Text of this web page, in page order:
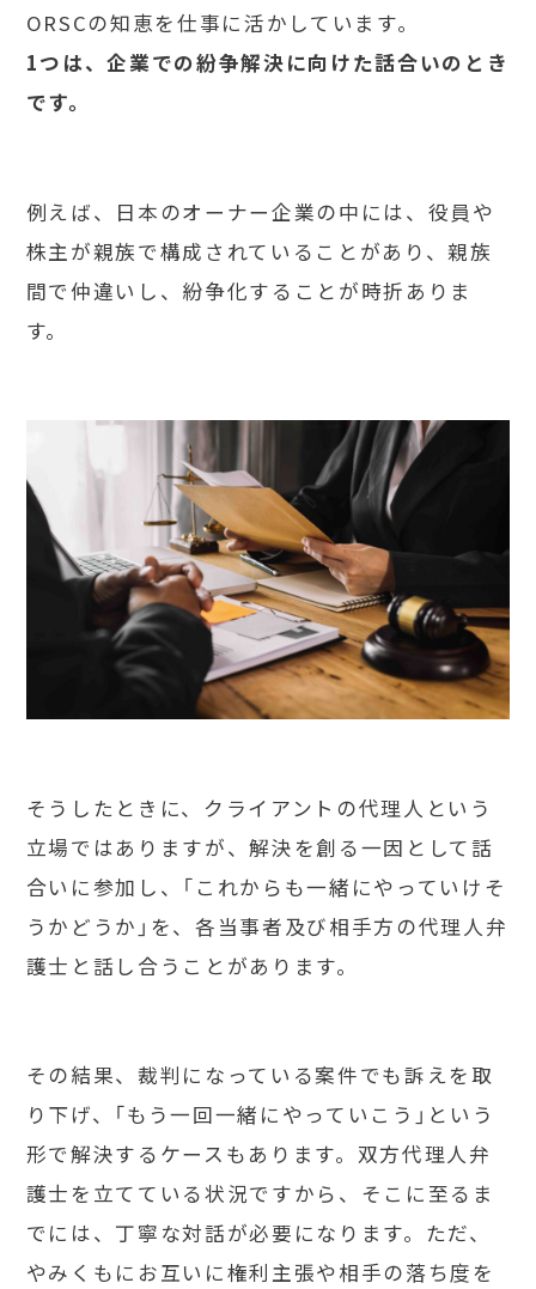
ORSCの知恵を仕事に活かしています。
1つは、企業での紛争解決に向けた話合いのとき
です。
例えば、日本のオーナー企業の中には、役員や
株主が親族で構成されていることがあり、親族
間で仲違いし、紛争化することが時折ありま
す。
そうしたときに、クライアントの代理人という
立場ではありますが、解決を創る一因として話
合いに参加し、「これからも一緒にやっていけそ
うかどうか」を、各当事者及び相手方の代理人弁
護士と話し合うことがあります。
その結果、裁判になっている案件でも訴えを取
り下げ、「もう一回一緒にやっていこう」という
形で解決するケースもあります。双方代理人弁
護士を立てている状況ですから、そこに至るま
でには、丁寧な対話が必要になります。ただ、
やみくもにお互いに権利主張や相手の落ち度を